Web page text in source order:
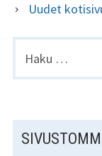
A
K
K
Uudet
k
: